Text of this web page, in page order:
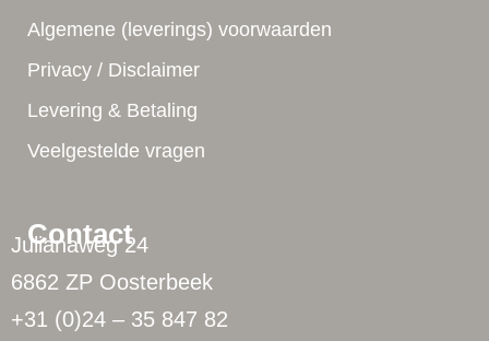
Contact
Julianaweg 24
6862 ZP Oosterbeek
+31 (0)24 – 35 847 82
Algemene (leverings) voorwaarden
Privacy / Disclaimer
Levering & Betaling
Veelgestelde vragen